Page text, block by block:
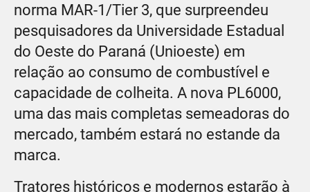
norma MAR-1/Tier 3, que surpreendeu
pesquisadores da Universidade Estadual
do Oeste do Paraná (Unioeste) em
relação ao consumo de combustível e
capacidade de colheita. A nova PL6000,
uma das mais completas semeadoras do
mercado, também estará no estande da
marca.
Tratores históricos e modernos estarão à